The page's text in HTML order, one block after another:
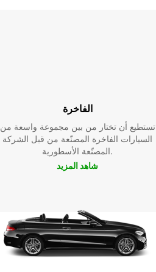
الفاخرة
تستطيع أن تختار من بين مجموعة واسعة من
السيارات الفاخرة المصنّعة من قبل الشركة
المصنّعة الأسطورية.
شاهد المزيد